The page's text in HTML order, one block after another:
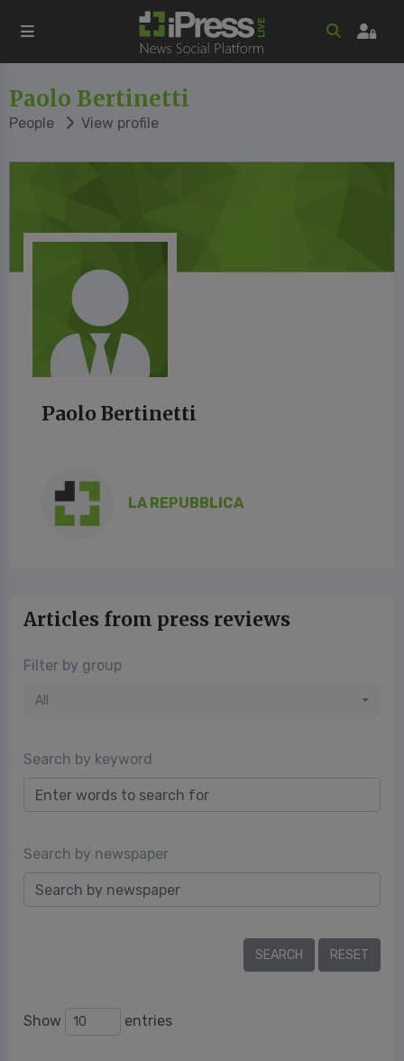
Paolo Bertinetti
People View profile
Paolo Bertinetti
LA REPUBBLICA
Articles from press reviews
Filter by group
All
Search by keyword
Search by newspaper
Show entries